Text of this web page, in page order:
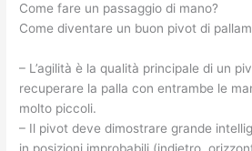
Come fare un passaggio di mano?
Come diventare un buon pivot di
– L’agilità è la qualità principale di un
recuperare la palla con entrambe le
molto piccoli.
– Il pivot deve dimostrare grande